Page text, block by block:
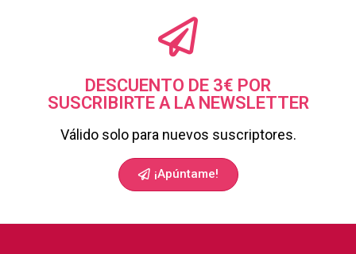
DESCUENTO DE 3€ POR
SUSCRIBIRTE A LA NEWSLETTER
Válido solo para nuevos suscriptores.
¡Apúntame!